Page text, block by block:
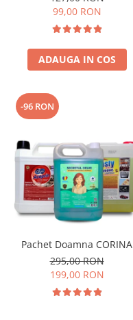
200 ml
99,00 RON
ADAUGA IN COS
-96 RON
Pachet Doamna CORINA
295,00 RON
199,00 RON